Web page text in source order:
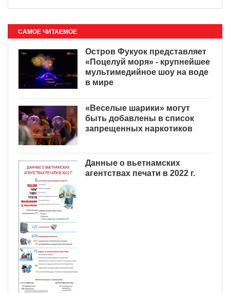
САМОЕ ЧИТАЕМОЕ
Остров Фукуок представляет
«Поцелуй моря» - крупнейшее
мультимедийное шоу на воде
в мире
«Веселые шарики» могут
быть добавлены в список
запрещенных наркотиков
Данные о вьетнамских
агентствах печати в 2022 г.